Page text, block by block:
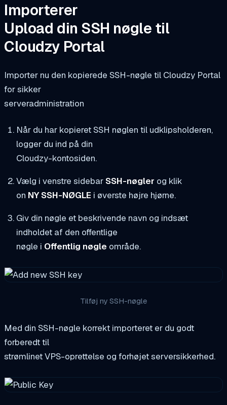
Importerer
Upload din SSH nøgle til
Cloudzy Portal
Importer nu den kopierede SSH-nøgle til Cloudzy Portal
for sikker
serveradministration
Når du har kopieret SSH nøglen til udklipsholderen,
logger du ind på din
Cloudzy-kontosiden.
Vælg i venstre sidebarSSH-nøgler og klik
on NY SSH-NØGLE i øverste højre hjørne.
Giv din nøgle et beskrivende navn og indsæt
indholdet af den offentlige
nøgle i Offentlig nøgle område.
Tilføj ny SSH-nøgle
Med din SSH-nøgle korrekt importeret er du godt
forberedt til
strømlinet VPS-oprettelse og forhøjet serversikkerhed.